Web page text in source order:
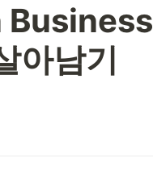
Business
아남기